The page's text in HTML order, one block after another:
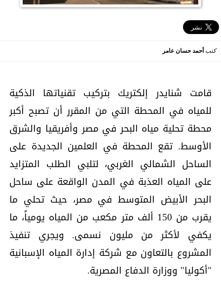
كتب أحمد حسان عامر
قامت شنايدر إلكتريك بتركيب تقنياتها الذكية
للمياه في المحطة التي من المقرر أن تصبح أكبر
محطة تحلية مياه البحر في مصر وأفريقيا والشرق
الأوسط. تقع المحطة في العلمين الجديدة على
الساحل الشمالي الغربي، لتلبي الطلب المتزايد
على المياه العذبة في المدن الواقعة على ساحل
البحر الأبيض المتوسط في مصر، حيث تحلي ما
يقرب من 150 ألف متر مكعب من المياه يومياً، ما
يكفي لأكثر من مليون نسمى. ويجري تنفيذ
المشروع بالتعاون مع شركة إدارة المياه الإسبانية
"أكوليا" ووزارة الدفاع المصرية.